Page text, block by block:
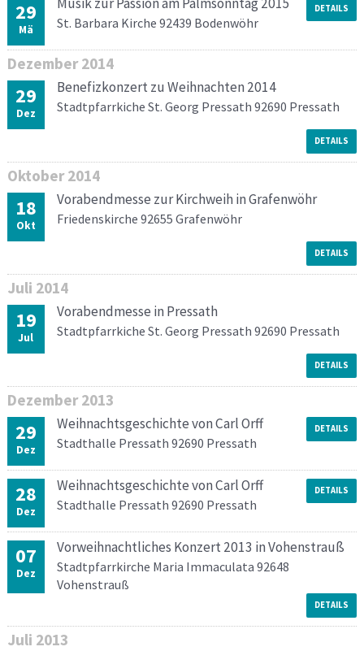
29
Mä
Musik zur Passion am Palmsonntag 2015
St. Barbara Kirche 92439 Bodenwöhr
DETAILS
Dezember 2014
29
Dez
Benefizkonzert zu Weihnachten 2014
Stadtpfarrkiche St. Georg Pressath 92690 Pressath
DETAILS
Oktober 2014
18
Okt
Vorabendmesse zur Kirchweih in Grafenwöhr
Friedenskirche 92655 Grafenwöhr
DETAILS
Juli 2014
19
Jul
Vorabendmesse in Pressath
Stadtpfarrkiche St. Georg Pressath 92690 Pressath
DETAILS
Dezember 2013
29
Dez
Weihnachtsgeschichte von Carl Orff
Stadthalle Pressath 92690 Pressath
DETAILS
28
Dez
Weihnachtsgeschichte von Carl Orff
Stadthalle Pressath 92690 Pressath
DETAILS
07
Dez
Vorweihnachtliches Konzert 2013 in Vohenstrauß
Stadtpfarrkirche Maria Immaculata 92648
Vohenstrauß
DETAILS
Juli 2013